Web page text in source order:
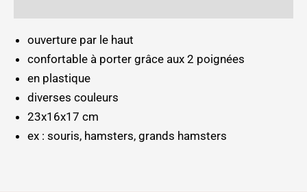
ouverture par le haut
confortable à porter grâce aux 2 poignées
en plastique
diverses couleurs
23x16x17 cm
ex : souris, hamsters, grands hamsters